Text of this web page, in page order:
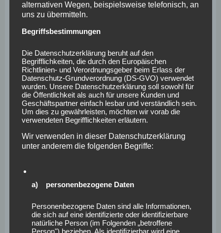
welche Internetseiten und Server dem konkreten
Internetbrowser zugeordnet werden können, in dem
das Cookie gespeichert wurde. Dies ermöglicht es den
Browser der betroffenen Person von anderen
Internetbrowsern, die andere Cookies enthalten, zu
unterscheiden. Ein bestimmter Internetbrowser kann
über die eindeutige Cookie-ID wiedererkannt und
identifiziert werden.
Durch den Einsatz von Cookies kann den Nutzern dieser
Internetseite nutzerfreundlichere Services bereitstellen,
die ohne die Cookie-Setzung nicht möglich wären.
Mittels eines Cookies können die Informationen und
Angebote auf unserer Internetseite im Sinne des
wie bereits erwähnt, die Benutzer unserer Internetseite
wiederzuerkennen. Zweck dieser Wiedererkennung ist
es, den Nutzern die Verwendung unserer Internetseite
alternativen Wegen, beispielsweise telefonisch, an
uns zu übermitteln.
Begriffsbestimmungen
Die Datenschutzerklärung beruht auf den
Begrifflichkeiten, die durch den Europäischen
Richtlinien- und Verordnungsgeber beim Erlass der
Datenschutz-Grundverordnung (DS-GVO) verwendet
wurden. Unsere Datenschutzerklärung soll sowohl für
die Öffentlichkeit als auch für unsere Kunden und
Geschäftspartner einfach lesbar und verständlich sein.
Um dies zu gewährleisten, möchten wir vorab die
verwendeten Begrifflichkeiten erläutern.
Wir verwenden in dieser Datenschutzerklärung
unter anderem die folgenden Begriffe:
a) personenbezogene Daten
Personenbezogene Daten sind alle Informationen,
die sich auf eine identifizierte oder identifizierbare
natürliche Person (im Folgenden „betroffene